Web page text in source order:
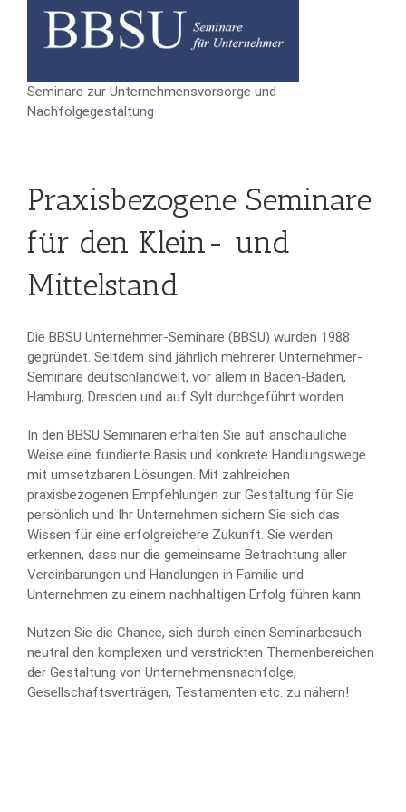
Seminare zur Unternehmensvorsorge und
Nachfolgegestaltung
Praxisbezogene Seminare
für den Klein- und
Mittelstand
Die BBSU Unternehmer-Seminare (BBSU) wurden 1988
gegründet. Seitdem sind jährlich mehrerer Unternehmer-
Seminare deutschlandweit, vor allem in Baden-Baden,
Hamburg, Dresden und auf Sylt durchgeführt worden.
In den BBSU Seminaren erhalten Sie auf anschauliche
Weise eine fundierte Basis und konkrete Handlungswege
mit umsetzbaren Lösungen. Mit zahlreichen
praxisbezogenen Empfehlungen zur Gestaltung für Sie
persönlich und Ihr Unternehmen sichern Sie sich das
Wissen für eine erfolgreichere Zukunft. Sie werden
erkennen, dass nur die gemeinsame Betrachtung aller
Vereinbarungen und Handlungen in Familie und
Unternehmen zu einem nachhaltigen Erfolg führen kann.
Nutzen Sie die Chance, sich durch einen Seminarbesuch
neutral den komplexen und verstrickten Themenbereichen
der Gestaltung von Unternehmensnachfolge,
Gesellschaftsverträgen, Testamenten etc. zu nähern!